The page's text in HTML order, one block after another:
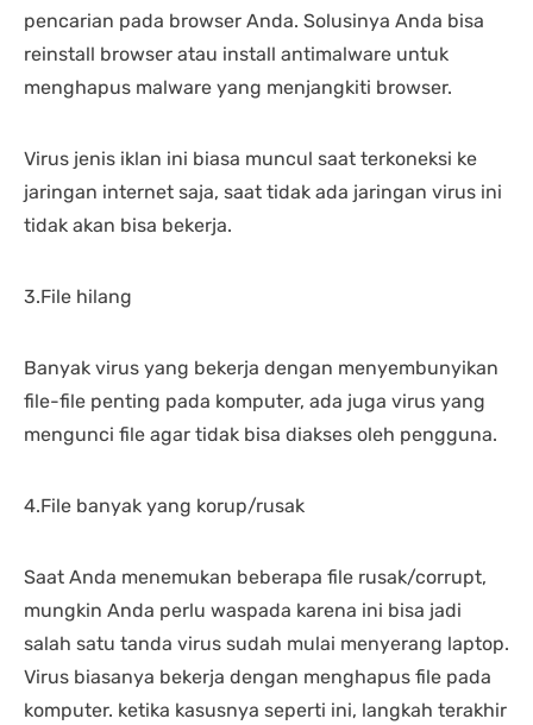
pencarian pada browser Anda. Solusinya Anda bisa
reinstall browser atau install antimalware untuk
menghapus malware yang menjangkiti browser.
Virus jenis iklan ini biasa muncul saat terkoneksi ke
jaringan internet saja, saat tidak ada jaringan virus ini
tidak akan bisa bekerja.
3.File hilang
Banyak virus yang bekerja dengan menyembunyikan
file-file penting pada komputer, ada juga virus yang
mengunci file agar tidak bisa diakses oleh pengguna.
4.File banyak yang korup/rusak
Saat Anda menemukan beberapa file rusak/corrupt,
mungkin Anda perlu waspada karena ini bisa jadi
salah satu tanda virus sudah mulai menyerang laptop.
Virus biasanya bekerja dengan menghapus file pada
komputer. ketika kasusnya seperti ini, langkah terakhir